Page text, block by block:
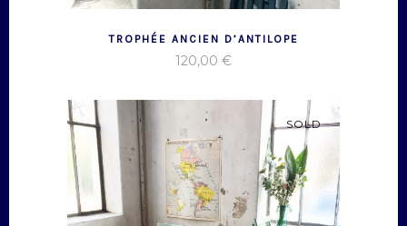
TROPHÉE ANCIEN D’ANTILOPE
120,00 €
SOLD